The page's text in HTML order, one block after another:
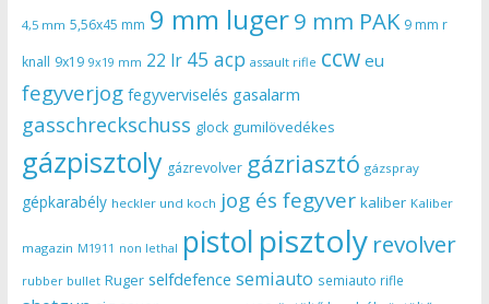
4,5 mm 5,56x45 mm 9 mm luger9 mm PAK 9 mm r
knall 9x19 9x19 mm 22 lr 45 acp assault rifle ccw eu
fegyverjog fegyverviselés gasalarm
gasschreckschuss glock gumilövedékes
gázpisztoly gázrevolver gázriasztó gázspray
gépkarabély heckler und koch jog és fegyver kaliber Kaliber
magazin M1911 non lethal pistol pisztoly revolver
rubber bullet Ruger selfdefence semiauto semiauto rifle